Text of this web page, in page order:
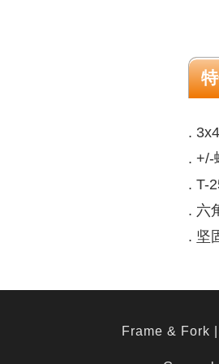
.
. +/-
. T-
. 六
. 坚
Frame & Fork